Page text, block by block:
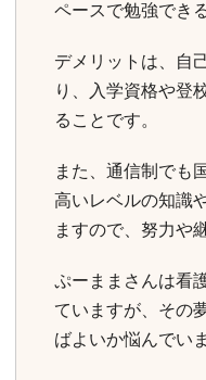
ペースで勉強でき
デメリットは、自
り、入学資格や登
ることです。
また、通信制でも
高いレベルの知識
ますので、努力や
ぷーままさんは看
ていますが、その
ばよいか悩んでい